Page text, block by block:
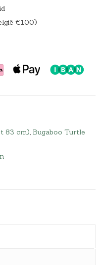
€100)
83 cm), Bugaboo Turtle